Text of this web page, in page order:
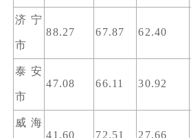
济宁
市
88.27 67.87 62.40
泰安
市
47.08 66.11 30.92
威海
41.60 72.51 27.66